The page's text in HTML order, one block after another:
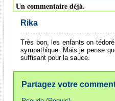
Un commentaire déjà.
Rika
Très bon, les enfants on
sympathique. Mais je pense
suffisant pour la sauce.
Partagez votre